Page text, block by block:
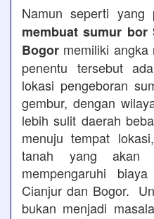
Namun seperti yang
membuat sumur bor
Bogor memiliki
penentu tersebut
lokasi pengeboran
gembur, dengan
lebih sulit daerah
menuju tempat
tanah yang
mempengaruhi
Cianjur dan Bogor.
bukan menjadi